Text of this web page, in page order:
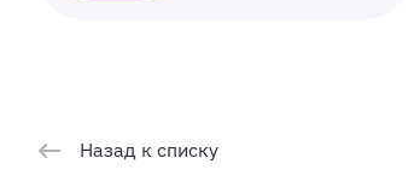
Назад к списку